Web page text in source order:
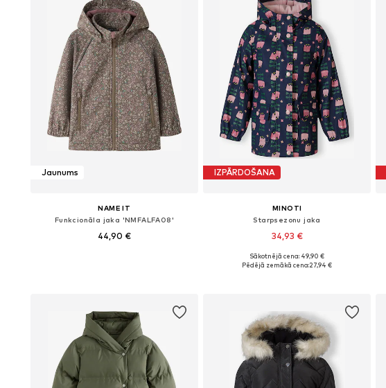
Jaunums
NAME IT
Funkcionāla jaka 'NMFALFA08'
44,90 €
IZPĀRDOŠANA
MINOTI
Starpsezonu jaka
34,93 €
Pieejams daudzos izmēros
Sākotnējā cena: 49,90 €
Pēdējā zemākā cena:27,94 €